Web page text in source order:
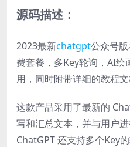
源码描述：
2023最新chatgpt公众号
费套餐，多Key轮询，AI
用，同时附带详细的教程文
这款产品采用了最新的
写和汇总文本，并与用户
ChatGPT 还支持多个Key